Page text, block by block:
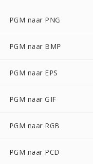
PGM naar PNG
PGM naar BMP
PGM naar EPS
PGM naar GIF
PGM naar RGB
PGM naar PCD